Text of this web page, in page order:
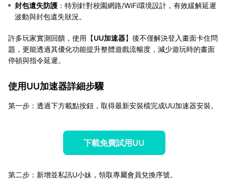
封包遺失防護 ：特別針對校園網路/WiFi環境設計，有效緩解延遲
波動與封包遺失狀況。
許多玩家實測回饋，使用【UU加速器】後不僅解決登入畫面卡住問
題，更能透過其優化功能提升整體遊戲流暢度，減少遊玩時的畫面
停頓與指令延遲。
使用UU加速器詳細步驟
第一步：透過下方載點按鈕，取得最新安裝檔完成UU加速器安裝。
下載免費試用UU
第二步：新增並私訊U小妹，領取專屬會員兌換序號。